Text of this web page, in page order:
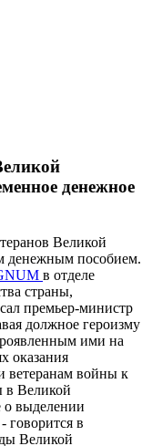
денежное
Великой
денежным пособием.
в отделе
страны,
премьер-министр
должное героизму
ими на
оказания
ветеранам войны к
в Великой
о выделении
говорится в
Великой